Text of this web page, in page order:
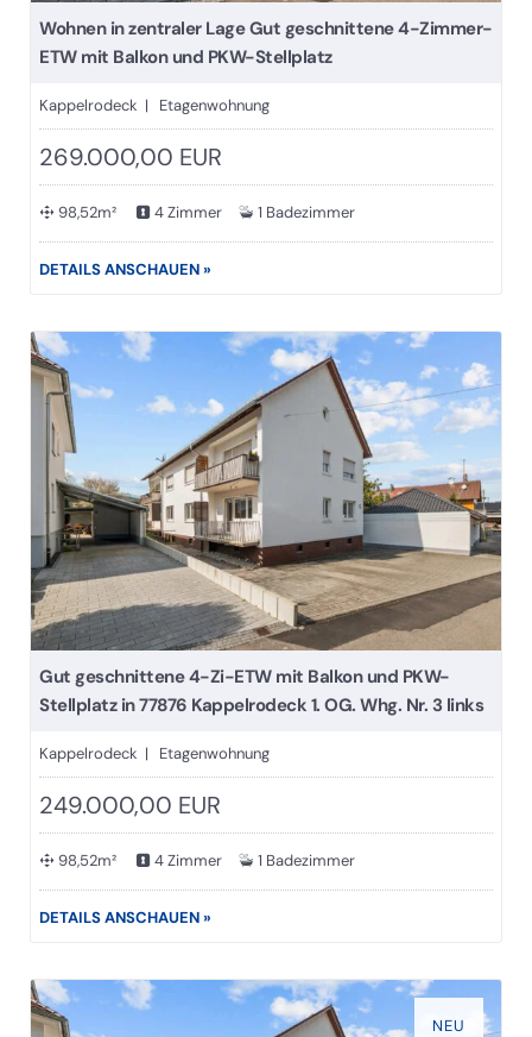
Wohnen in zentraler Lage Gut geschnittene 4-Zimmer-
ETW mit Balkon und PKW-Stellplatz
Kappelrodeck | Etagenwohnung
269.000,00 EUR
98,52m² 4 Zimmer 1 Badezimmer
DETAILS ANSCHAUEN »
Gut geschnittene 4-Zi-ETW mit Balkon und PKW-
Stellplatz in 77876 Kappelrodeck 1. OG. Whg. Nr. 3 links
Kappelrodeck | Etagenwohnung
249.000,00 EUR
98,52m² 4 Zimmer 1 Badezimmer
DETAILS ANSCHAUEN »
NEU